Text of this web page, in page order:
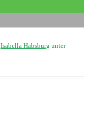
Isabella Habsburg unter